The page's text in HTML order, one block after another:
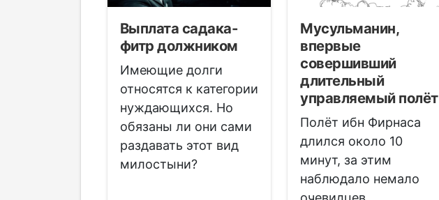
Выплата садака-
фитр должником
Имеющие долги
относятся к категории
нуждающихся. Но
обязаны ли они сами
раздавать этот вид
милостыни?
Мусульманин,
впервые
совершивший
длительный
управляемый полёт
Полёт ибн Фирнаса
длился около 10
минут, за этим
наблюдало немало